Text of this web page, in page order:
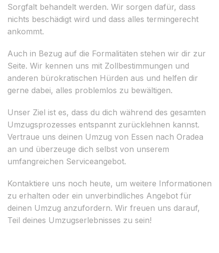
Sorgfalt behandelt werden. Wir sorgen dafür, dass
nichts beschädigt wird und dass alles termingerecht
ankommt.
Auch in Bezug auf die Formalitäten stehen wir dir zur
Seite. Wir kennen uns mit Zollbestimmungen und
anderen bürokratischen Hürden aus und helfen dir
gerne dabei, alles problemlos zu bewältigen.
Unser Ziel ist es, dass du dich während des gesamten
Umzugsprozesses entspannt zurücklehnen kannst.
Vertraue uns deinen Umzug von Essen nach Oradea
an und überzeuge dich selbst von unserem
umfangreichen Serviceangebot.
Kontaktiere uns noch heute, um weitere Informationen
zu erhalten oder ein unverbindliches Angebot für
deinen Umzug anzufordern. Wir freuen uns darauf,
Teil deines Umzugserlebnisses zu sein!